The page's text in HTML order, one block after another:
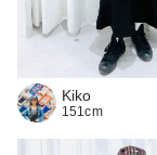
Kiko
151cm